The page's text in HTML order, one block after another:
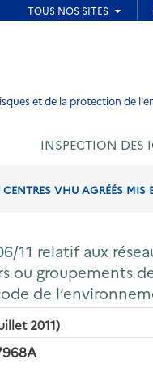
et de la protection de
INSPECTION DES
VHU AGRÉÉS MIS
11 relatif aux
ou groupements
de
2011)